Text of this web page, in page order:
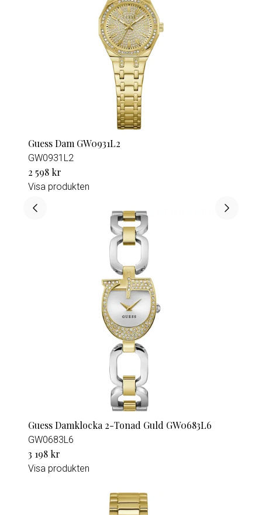
Guess Dam GW0931L2
GW0931L2
2 598 kr
Visa produkten
Guess Damklocka 2-Tonad Guld GW0683L6
GW0683L6
3 198 kr
Visa produkten